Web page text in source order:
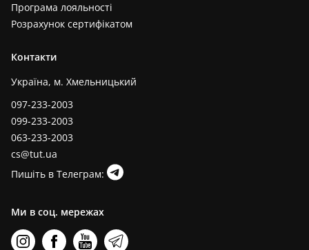
Програма лояльності
Розрахунок сертифікатом
Контакти
Україна, м. Хмельницький
097-233-2003
099-233-2003
063-233-2003
cs@tut.ua
Пишіть в Телеграм:
Ми в соц. мережах